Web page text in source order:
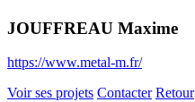
JOUFFREAU Maxime
https://www.metal-m.fr/
Voir ses projets Contacter Retour